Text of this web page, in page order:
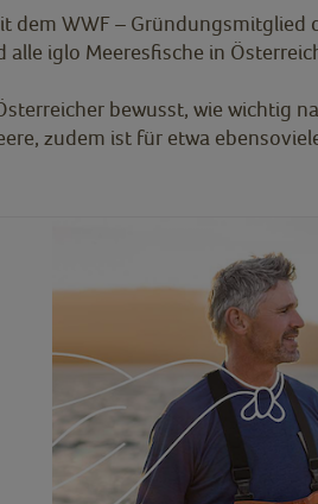
WWF – Gründungsmitglied
iglo Meeresfische in
bewusst, wie wichtig
zudem ist für etwa